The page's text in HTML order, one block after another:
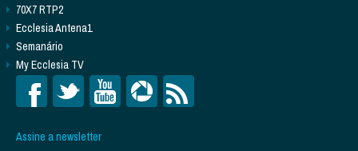
70X7 RTP2
Ecclesia Antena1
Semanário
My Ecclesia TV
Assine a newsletter